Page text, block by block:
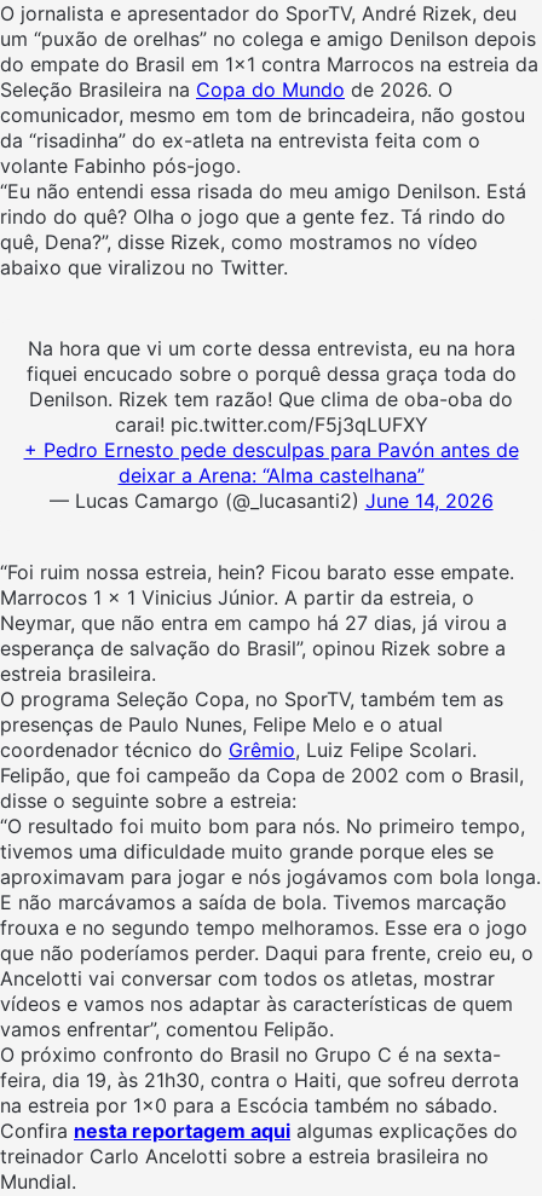
O jornalista e apresentador do SporTV, André Rizek, deu
um “puxão de orelhas” no colega e amigo Denilson depois
do empate do Brasil em 1×1 contra Marrocos na estreia da
Seleção Brasileira na Copa do Mundo de 2026. O
comunicador, mesmo em tom de brincadeira, não gostou
da “risadinha” do ex-atleta na entrevista feita com o
volante Fabinho pós-jogo.
“Eu não entendi essa risada do meu amigo Denilson. Está
rindo do quê? Olha o jogo que a gente fez. Tá rindo do
quê, Dena?”, disse Rizek, como mostramos no vídeo
abaixo que viralizou no Twitter.
Na hora que vi um corte dessa entrevista, eu na hora
fiquei encucado sobre o porquê dessa graça toda do
Denilson. Rizek tem razão! Que clima de oba-oba do
carai! pic.twitter.com/F5j3qLUFXY
+ Pedro Ernesto pede desculpas para Pavón antes de
deixar a Arena: “Alma castelhana”
— Lucas Camargo (@_lucasanti2) June 14, 2026
“Foi ruim nossa estreia, hein? Ficou barato esse empate.
Marrocos 1 x 1 Vinicius Júnior. A partir da estreia, o
Neymar, que não entra em campo há 27 dias, já virou a
esperança de salvação do Brasil”, opinou Rizek sobre a
estreia brasileira.
O programa Seleção Copa, no SporTV, também tem as
presenças de Paulo Nunes, Felipe Melo e o atual
coordenador técnico do Grêmio, Luiz Felipe Scolari.
Felipão, que foi campeão da Copa de 2002 com o Brasil,
disse o seguinte sobre a estreia:
“O resultado foi muito bom para nós. No primeiro tempo,
tivemos uma dificuldade muito grande porque eles se
aproximavam para jogar e nós jogávamos com bola longa.
E não marcávamos a saída de bola. Tivemos marcação
frouxa e no segundo tempo melhoramos. Esse era o jogo
que não poderíamos perder. Daqui para frente, creio eu, o
Ancelotti vai conversar com todos os atletas, mostrar
vídeos e vamos nos adaptar às características de quem
vamos enfrentar”, comentou Felipão.
O próximo confronto do Brasil no Grupo C é na sexta-
feira, dia 19, às 21h30, contra o Haiti, que sofreu derrota
na estreia por 1×0 para a Escócia também no sábado.
Confira nesta reportagem aqui algumas explicações do
treinador Carlo Ancelotti sobre a estreia brasileira no
Mundial.